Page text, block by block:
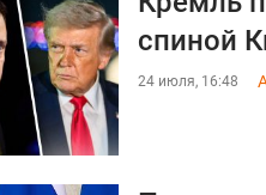
спиной
24 июля, 16:48